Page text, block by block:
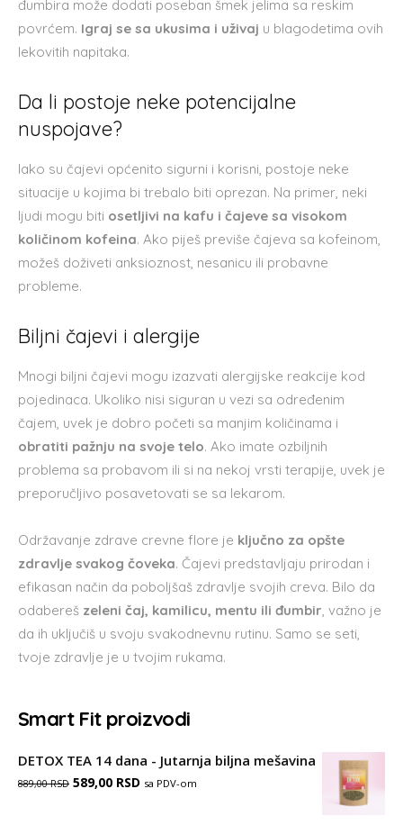
đumbira može dodati poseban šmek jelima sa reskim
povrćem. Igraj se sa ukusima i uživaj u blagodetima ovih
lekovitih napitaka.
Da li postoje neke potencijalne
nuspojave?
Iako su čajevi općenito sigurni i korisni, postoje neke
situacije u kojima bi trebalo biti oprezan. Na primer, neki
ljudi mogu biti osetljivi na kafu i čajeve sa visokom
količinom kofeina. Ako piješ previše čajeva sa kofeinom,
možeš doživeti anksioznost, nesanicu ili probavne
probleme.
Biljni čajevi i alergije
Mnogi biljni čajevi mogu izazvati alergijske reakcije kod
pojedinaca. Ukoliko nisi siguran u vezi sa određenim
čajem, uvek je dobro početi sa manjim količinama i
obratiti pažnju na svoje telo. Ako imate ozbiljnih
problema sa probavom ili si na nekoj vrsti terapije, uvek je
preporučljivo posavetovati se sa lekarom.
Održavanje zdrave crevne flore je ključno za opšte
zdravlje svakog čoveka. Čajevi predstavljaju prirodan i
efikasan način da poboljšaš zdravlje svojih creva. Bilo da
odabereš zeleni čaj, kamilicu, mentu ili đumbir, važno je
da ih uključiš u svoju svakodnevnu rutinu. Samo se seti,
tvoje zdravlje je u tvojim rukama.
Smart Fit proizvodi
DETOX TEA 14 dana - Jutarnja biljna mešavina
889,00RSD Оригинална
589,00 RSD Тренутна
sa PDV-om